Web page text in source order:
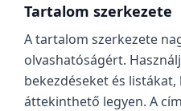
Tartalom szerkezete
A tartalom szerkezete
olvashatóságért.
bekezdéseket és
áttekinthető legyen. A